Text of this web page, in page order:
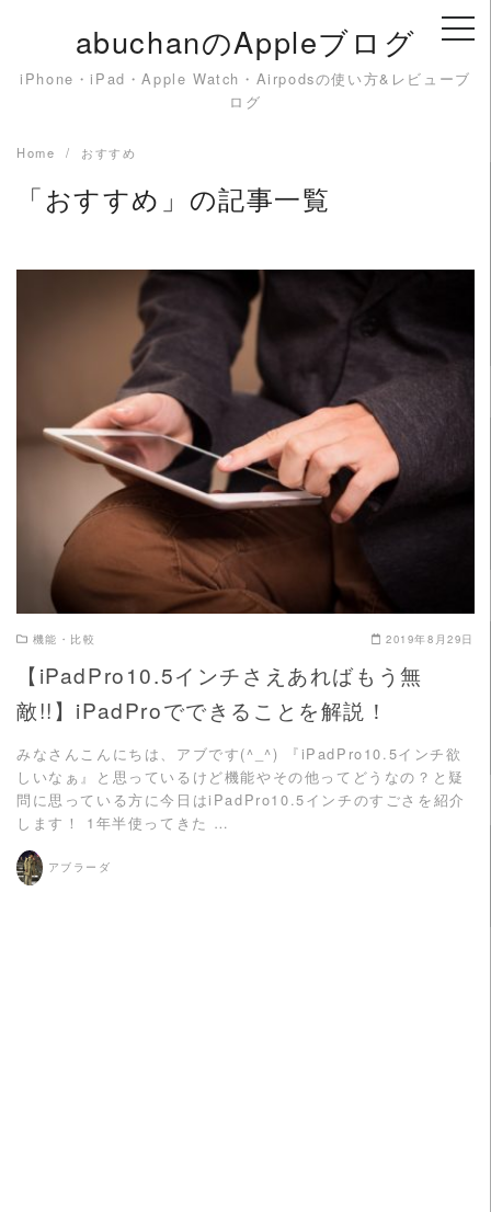
content
abuchanのAppleブログ
iPhone・iPad・Apple Watch・Airpodsの使い方&レビューブ
ログ
Home おすすめ
「おすすめ」の記事一覧
READ MORE
機能・比較 2019年8月29日
【iPadPro10.5インチさえあればもう無
敵!!】iPadProでできることを解説！
みなさんこんにちは、アブです(^_^) 『iPadPro10.5インチ欲
しいなぁ』と思っているけど機能やその他ってどうなの？と疑
問に思っている方に今日はiPadPro10.5インチのすごさを紹介
します！ 1年半使ってきた …
アブラーダ